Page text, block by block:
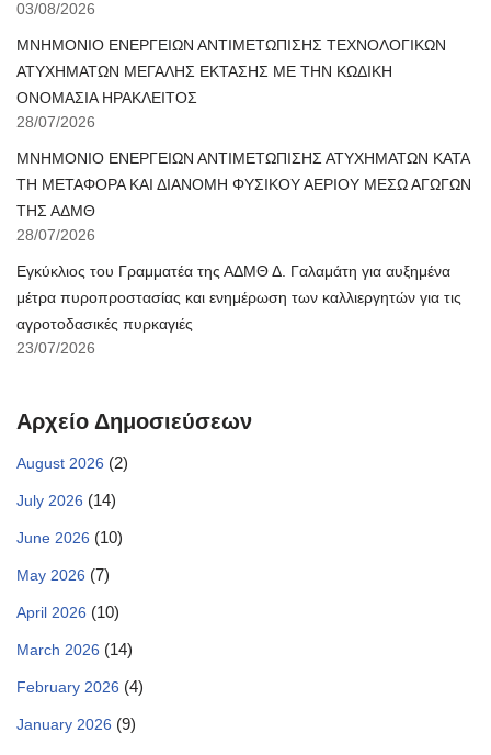
03/08/2026
ΜΝΗΜΟΝΙΟ ΕΝΕΡΓΕΙΩΝ ΑΝΤΙΜΕΤΩΠΙΣΗΣ ΤΕΧΝΟΛΟΓΙΚΩΝ
ΑΤΥΧΗΜΑΤΩΝ ΜΕΓΑΛΗΣ ΕΚΤΑΣΗΣ ΜΕ ΤΗΝ ΚΩΔΙΚΗ
ΟΝΟΜΑΣΙΑ ΗΡΑΚΛΕΙΤΟΣ
28/07/2026
ΜΝΗΜΟΝΙΟ ΕΝΕΡΓΕΙΩΝ ΑΝΤΙΜΕΤΩΠΙΣΗΣ ΑΤΥΧΗΜΑΤΩΝ ΚΑΤΑ
ΤΗ ΜΕΤΑΦΟΡΑ ΚΑΙ ΔΙΑΝΟΜΗ ΦΥΣΙΚΟΥ ΑΕΡΙΟΥ ΜΕΣΩ ΑΓΩΓΩΝ
ΤΗΣ ΑΔΜΘ
28/07/2026
Εγκύκλιος του Γραμματέα της ΑΔΜΘ Δ. Γαλαμάτη για αυξημένα
μέτρα πυροπροστασίας και ενημέρωση των καλλιεργητών για τις
αγροτοδασικές πυρκαγιές
23/07/2026
Αρχείο Δημοσιεύσεων
August 2026 (2)
July 2026 (14)
June 2026 (10)
May 2026 (7)
April 2026 (10)
March 2026 (14)
February 2026 (4)
January 2026 (9)